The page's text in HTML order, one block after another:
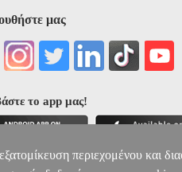
μας
το app μας!
περιεχομένου και